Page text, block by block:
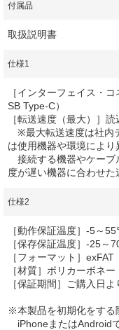
付属品
取扱説明書
仕様1
［インターフェイス・
SB Type-C）
［転送速度（最大）］
※最大転送速度は社内
は使用機器や環境により
接続する機器やケーブ
度が遅い機器に合わせた
仕様2
［動作保証温度］-5～
［保存保証温度］-25～
［フォーマット］exFAT
［材質］ポリカーボネ
［保証期間］ご購入日
※本製品を初期化をする
iPhoneまたはAndroid